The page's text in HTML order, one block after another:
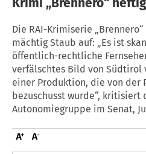
Die RAI-Krimiserie
mächtig Staub auf: „Es ist
öffentlich-rechtliche
verfälschtes Bild von Südtirol
einer Produktion, die von der
bezuschusst wurde“, kritisiert
Autonomiegruppe im Senat,